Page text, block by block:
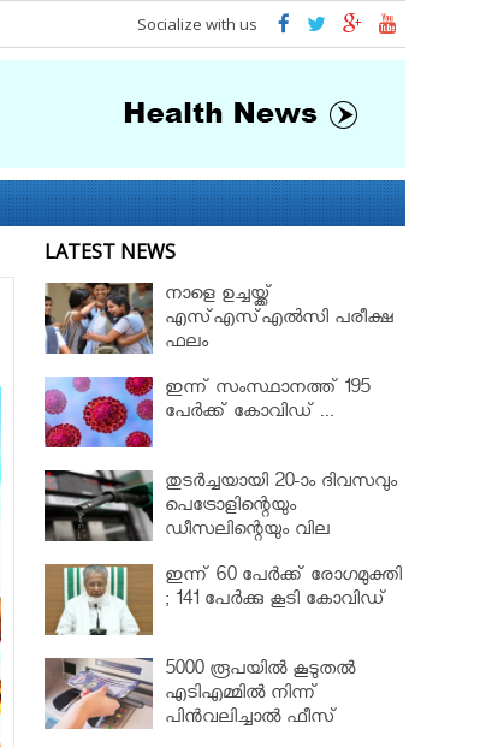
Socialize with us
LATEST NEWS
നാളെ ഉച്ചയ്ക്ക്
എസ്എസ്എല്‍സി പരീക്ഷ
ഫലം
ഇന്ന് സംസ്ഥാനത്ത് 195
പേര്‍ക്ക് കോവിഡ് ...
തുടർച്ചയായി 20-ാം ദിവസവും
പെട്രോളിന്റെയും
ഡീസലിന്റെയും വില
ഇന്ന് 60 പേർക്ക് രോഗമുക്തി
; 141 പേര്‍ക്കു കൂടി കോവിഡ്
5000 രൂപയിൽ കൂടുതൽ
എടിഎമ്മിൽ നിന്ന്
പിൻവലിച്ചാൽ ഫീസ്